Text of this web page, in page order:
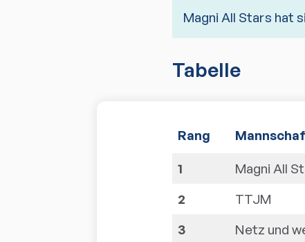
Magni All Stars hat
Tabelle
Tabelle der
Rang
1 Magni All
2
TTJM
3
Netz und